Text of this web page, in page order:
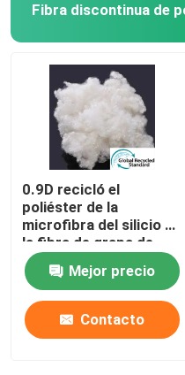
Fibra de ácido
Fibra de bajo punto de
tela no tejida del
Resina de
Paño de limpieza de
Trapo de limpieza no
0.9D recicló el
poliéster de la
microfibra del silicio de
la fibra de grapa de
poliéster
Mejor precio
Contacto